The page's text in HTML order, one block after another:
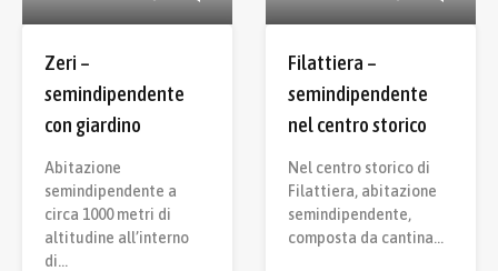
Zeri –
semindipendente
con giardino
Abitazione
semindipendente a
circa 1000 metri di
altitudine all’interno
di…
Filattiera –
semindipendente
nel centro storico
Nel centro storico di
Filattiera, abitazione
semindipendente,
composta da cantina…